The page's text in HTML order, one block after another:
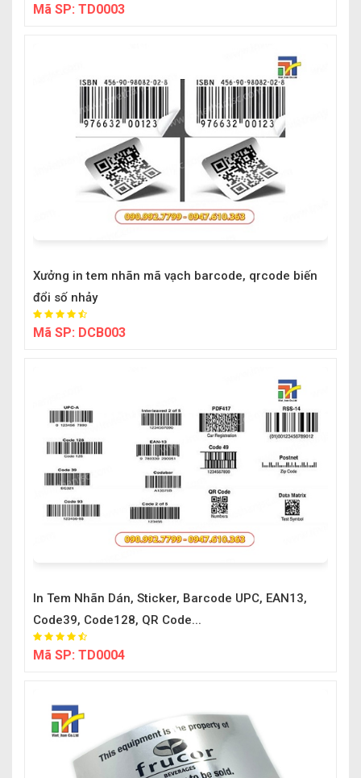
Mã SP: TD0003
Xưởng in tem nhãn mã vạch barcode, qrcode biến
đổi số nhảy
Mã SP: DCB003
In Tem Nhãn Dán, Sticker, Barcode UPC, EAN13,
Code39, Code128, QR Code...
Mã SP: TD0004